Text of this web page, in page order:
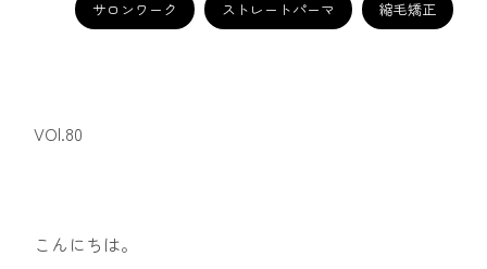
サロンワーク ストレートパーマ 縮毛矯正
VOl.80
こんにちは。